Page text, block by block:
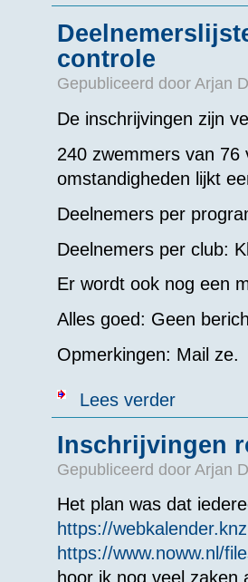
controle
Gepubliceerd door Arjan
De inschrijvingen zijn
240 zwemmers van
omstandigheden lijkt
Deelnemers per
Deelnemers per club:
Er wordt ook nog een
Alles goed: Geen
Opmerkingen: Mail ze.
Lees verderover
Inschrijvingen
Gepubliceerd door Arjan
Het plan was dat
https://
https://www.noww.nl/
hoor ik nog veel zaken